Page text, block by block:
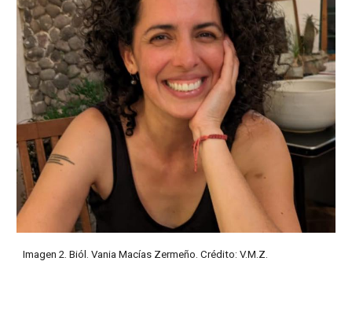
Imagen 2. Biól. Vania Macías Zermeño. Crédito: V.M.Z.